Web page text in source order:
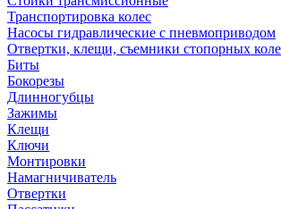
Транспортировка колес
Насосы гидравлические с пневмоприводом
Отвертки, клещи, съемники стопорных
Биты
Бокорезы
Длинногубцы
Зажимы
Клещи
Ключи
Монтировки
Намагничиватель
Отвертки